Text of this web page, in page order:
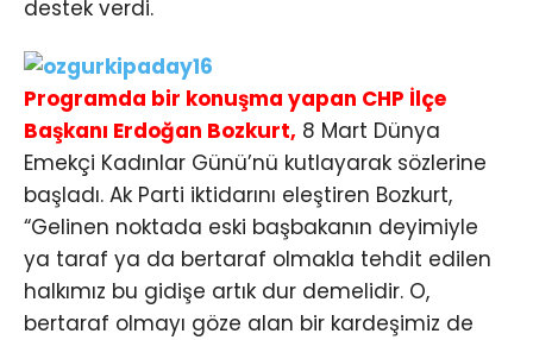
destek verdi.
Programda bir konuşma yapan CHP İlçe
Başkanı Erdoğan Bozkurt, 8 Mart Dünya
Emekçi Kadınlar Günü’nü kutlayarak sözlerine
başladı. Ak Parti iktidarını eleştiren Bozkurt,
“Gelinen noktada eski başbakanın deyimiyle
ya taraf ya da bertaraf olmakla tehdit edilen
halkımız bu gidişe artık dur demelidir. O,
bertaraf olmayı göze alan bir kardeşimiz de